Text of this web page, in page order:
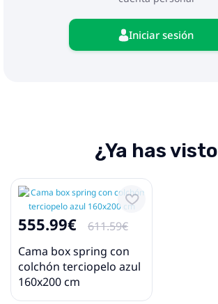
sobrecalentamiento e incendio.
Iniciar sesión
¿Ya has visto
555.99€
611.59€
Cama box spring con
colchón terciopelo azul
160x200 cm